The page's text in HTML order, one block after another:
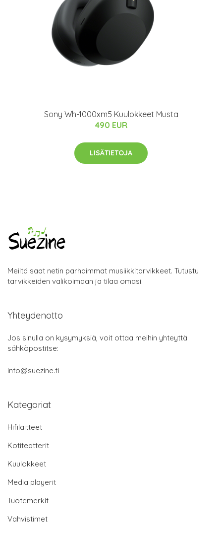
Sony Wh-1000xm5 Kuulokkeet Musta
490 EUR
LISÄTIETOJA
Meiltä saat netin parhaimmat musiikkitarvikkeet. Tutustu
tarvikkeiden valikoimaan ja tilaa omasi.
Yhteydenotto
Jos sinulla on kysymyksiä, voit ottaa meihin yhteyttä
sähköpostitse:
info@suezine.fi
Kategoriat
Hifilaitteet
Kotiteatterit
Kuulokkeet
Media playerit
Tuotemerkit
Vahvistimet